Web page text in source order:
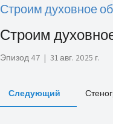
Строим духовное
Строим
Эпизод 47 | 31 авг. 2025 г.
Следующий